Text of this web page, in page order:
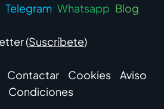
Telegram Whatsapp Blog
(Suscríbete)
Contactar Cookies
Aviso
Condiciones